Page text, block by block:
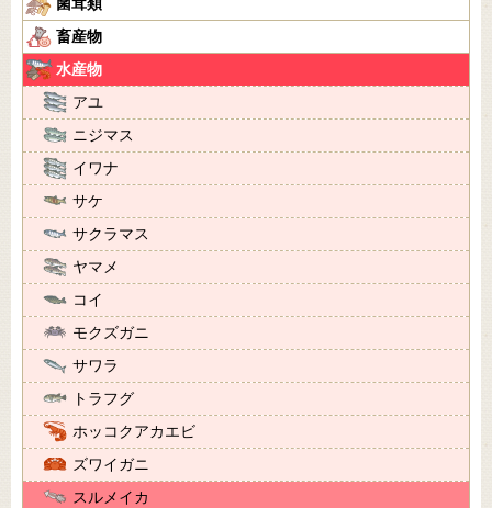
菌茸類
畜産物
水産物
アユ
ニジマス
イワナ
サケ
サクラマス
ヤマメ
コイ
モクズガニ
サワラ
トラフグ
ホッコクアカエビ
ズワイガニ
スルメイカ